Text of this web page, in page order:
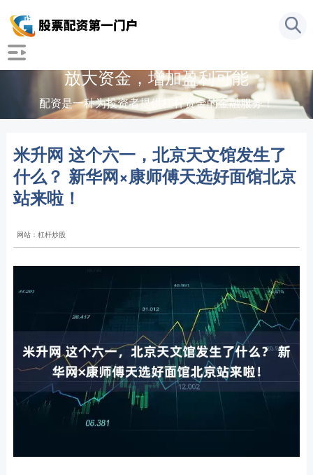
放大资金，增加盈利可能
配资是一种为投资者提供杠杆资金的金融服务！
米升网 这个六一，北京天文馆发生了
什么？ 新华网×康师傅天选好面馆北京
站来啦！
网站：杠杆炒股